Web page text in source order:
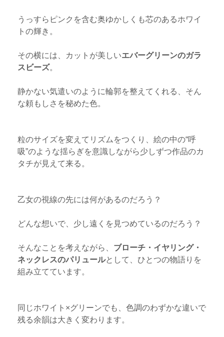
うっすらピンクを含む奥ゆかしくも芯のあるホワイ
トの輝き。
その横には、カットが美しいエバーグリーンのガラ
スビーズ。
静かない気遣いのように輪郭を整えてくれる、そん
な頼もしさを秘めた色。
粒のサイズを変えてリズムをつくり、絵の中の“呼
吸”のような揺らぎを意識しながら少しずつ作品のカ
タチが見えて来る。
乙女の視線の先には何があるのだろう？
どんな想いで、少し遠くを見つめているのだろう？
そんなことを考えながら、 ブローチ・イヤリング・
ネックレスのパリュールとして、ひとつの物語りを
組み立てています。
同じホワイト×グリーンでも、色調のわずかな違いで
残る余韻は大きく変わります。